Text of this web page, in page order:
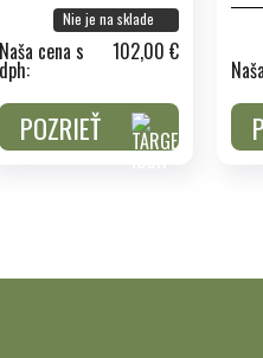
Nie je na sklade
Naša cena s
dph:
102,00 €
POZRIEŤ